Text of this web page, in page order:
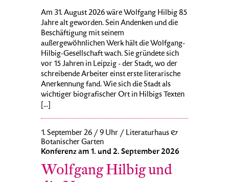
Am 31. August 2026 wäre Wolfgang Hilbig 85
Jahre alt geworden. Sein Andenken und die
Beschäftigung mit seinem
außergewöhnlichen Werk hält die Wolfgang-
Hilbig-Gesellschaft wach. Sie gründete sich
vor 15 Jahren in Leipzig - der Stadt, wo der
schreibende Arbeiter einst erste literarische
Anerkennung fand. Wie sich die Stadt als
wichtiger biografischer Ort in Hilbigs Texten
[...]
1. September 26 / 9 Uhr / Literaturhaus &
Botanischer Garten
Konferenz am 1. und 2. September 2026
Wolfgang Hilbig und